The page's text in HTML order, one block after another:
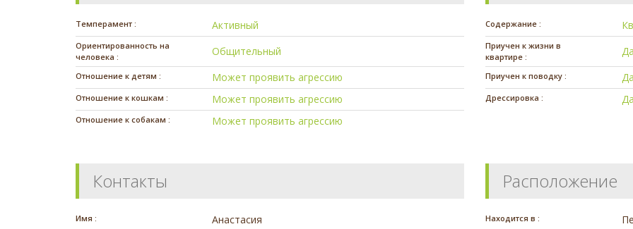
Темперамент : Активный
Ориентированность на
человека :
Общительный
Отношение к детям : Может проявить агрессию
Отношение к кошкам : Может проявить агрессию
Отношение к собакам : Может проявить агрессию
Содержание :
Приучен к жизни в
квартире :
Да
Приучен к поводку : Да
Дрессировка : Да
Контакты
Имя : Анастасия
Расположение
Находится в :